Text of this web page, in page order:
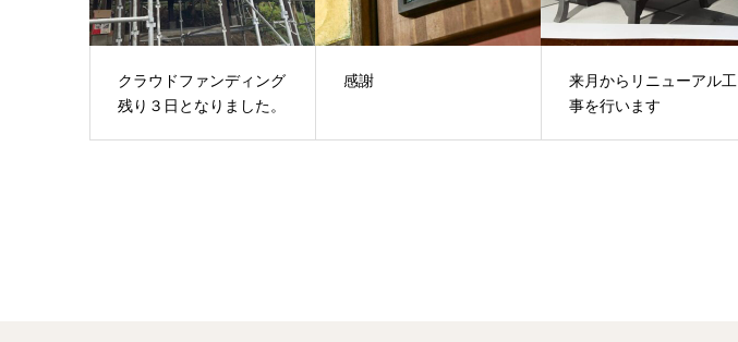
クラウドファンディング
残り３日となりました。
感謝
来月からリニューアル工
事を行います